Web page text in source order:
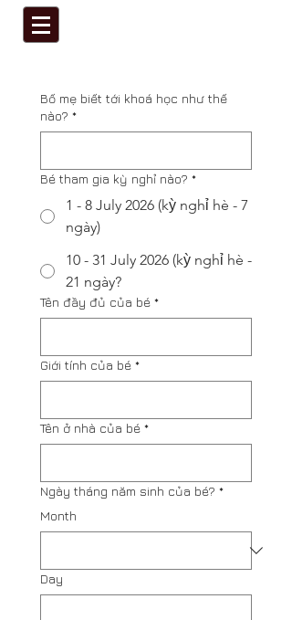
Bố mẹ biết tới khoá học như thế
nào? *
Bé tham gia kỳ nghỉ nào? *
1 - 8 July 2026 (kỳ nghỉ hè - 7
ngày)
10 - 31 July 2026 (kỳ nghỉ hè -
21 ngày?
Tên đầy đủ của bé *
Giới tính của bé *
Tên ở nhà của bé *
Ngày tháng năm sinh của bé? *
Month
Day